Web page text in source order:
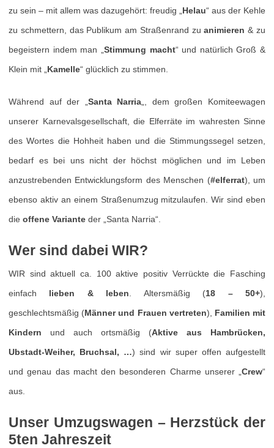
zu sein – mit allem was dazugehört: freudig „ Helau“ aus der Kehle
zu schmettern, das Publikum am Straßenrand zuanimieren & zu
begeistern indem man „ Stimmung macht“ und natürlich Groß &
Klein mit „ Kamelle“ glücklich zu stimmen.
Während auf der „ Santa Narria „, dem großen Komiteewagen
unserer Karnevalsgesellschaft, die Elferräte im wahresten Sinne
des Wortes die Hohheit haben und die Stimmungssegel setzen,
bedarf es bei uns nicht der höchst möglichen und im Leben
anzustrebenden Entwicklungsform des Menschen (#elferrat), um
ebenso aktiv an einem Straßenumzug mitzulaufen. Wir sind eben
die offene Variante der „Santa Narria“.
Wer sind dabei WIR?
WIR sind aktuell ca. 100 aktive positiv Verrückte die Fasching
einfach lieben & leben . Altersmäßig (18 – 50+),
geschlechtsmäßig (Männer und Frauen vertreten), Familien mit
Kindern und auch ortsmäßig (Aktive aus Hambrücken,
Ubstadt-Weiher, Bruchsal, …) sind wir super offen aufgestellt
und genau das macht den besonderen Charme unserer „ Crew“
aus.
Unser Umzugswagen – Herzstück der
5ten Jahreszeit